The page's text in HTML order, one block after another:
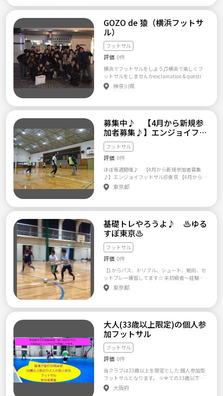
格的に活動開始。 得意領域はニキビケア・ア
トピー改善。 ・・・ ミレニアル世代・Z世代
が男女関係なく、初心者でも気軽に参加でき
る、 コスパ重視のフットサルサークルを目指
としての自覚がない人!! ・試合だけがしたい、
友達、恋人作り(出会い)目的での参加!! ・メン
バーが嫌がる行動をする人(異性メンバーに対
してむやみに個人LINEを送る等) ・タバコ吸う
人!!(メンバーみんな禁煙者なので…) ☆今まで
メッセージで言ってる事がグループに入った
途端、守れていない方がいましたが、そうい
う方は即退会させていただきます！ チーム名
のconvenableも「ちゃんとした、適切な」と
言う意味があります。現メンバー全員、チーム
活動を充分に理解し決まり事・ルールをしっ
しい方のみをチームに迎え入れる予定です。
加入はしません。 まずはメッセージ間でやり
取りをし、こちら側で活動内容、募集条件を
理解出来たか判断します。(この時点でお断り
する可能性もあります) そして1度、体験参加
(見学)に来てもらいチームの雰囲気を感じ取っ
てもらった後にグループに加入するかどうか
を後日、メッセージでやり取りをして双方で
一致したらLINEグループに加入します。 メッ
セージを送る際は下記の自己紹介 ・名前、年
齢 ・サッカー、フットサル歴(その他スポーツ
て見たかった理由(簡単で良いです) を添えて
いメッセージには返信しませんので(＞＜) 質
問等も遠慮なくどうぞー
でも運動してみたい❗️ 初心者だし、ルールも
いまいちわからない❗️ 大歓迎です❗️ 見学はい
つでも無料です。 体験は1回300～800円です
（会場により） インスタでも日々の活動写真
を更新しています。 ティックトックで活動動
画をアップしてます。 「＃ゼロワン」「＃札
幌フットサル」などで検索してください😊 質
問などあればお気軽にどうぞ♪ ※他のチーム
断りしています。 非常に多いので「やりたい
です」「お願いします」「いつですか？」
「日程送ってください」などの挨拶もしない
今後一切返信しませんのでご了承ください。
心者・未経験者の方が多めです😝 そもそも僕
出来ないけど、皆で楽しみたい！！」 という
あなた👈 マネージャーも大歓迎です🙆 フット
サルだけでなく、シーズンイベントなども行
っています😆 新年会🍺 スノボ🏂 お花見🌸 Ｂ
ＢＱ🍖 海水浴🏖 屋形船🌉 Halloween🎃 Chris
tmas🎄 忘年会🍺 などなど！楽しいイベント
盛りだくさんです！！！ 参加・見学希望の方
は、 ① お名前 ② ご年齢(男性25歳以上、女性
20歳以上) ③ ご職業(学生可) ④ サッカー・フ
ットサル歴（未経験可） ⑤ きっかけ(スポーツ
ロ・その他) ⑥ 参加・見学希望日 以上をご記
載の上、ご連絡をお願い致します！ 【活動実
績】 ≪2017年≫ 10/29(日)第一回顔合せ飲み
会(新宿) 11/12(日)第二回顔合せ飲み会(新宿)
11/19(日)フットサル(落合南長崎)→飲み会(新
江古田) 11/26(日)フットサル(落合南長崎)→
飲み会(新宿) 12/3(日)フットサル(落合南長崎)
→飲み会(新宿) 12/10(日)フットサル(三鷹)→
→忘年会(新宿) ≪2018年≫ 1/7(日)新年初蹴
り(三鷹)→新年会(三鷹) 1/14(日)フットサル
(三鷹)→飲み会(三鷹) 1/21(日)フットサル(吉
山)→飲み会(池袋)→メンバー出演の舞台鑑賞
末飲み会(新宿) 4/1(日)フットサル(三鷹) 4/8
(日)フットサル(品川)→飲み会(品川) 4/15(日)
フットサル(三鷹) 4/29(日)フットサル(三鷹)→
飲み会(三鷹) 5/6(日)フットサル(吉祥寺)→飲
み会(吉祥寺) 5/13(日)フットサル(落合南長崎)
→飲み会(新宿) 5/27(日)フットサル(品川)→飲
み会(品川) 6/3(日)フットサル(品川)→ＢＢＱ
(品川) 6/17(日)フットサル大会(八幡山)→飲み
会(八幡山) 6/24(日)フットサル大会(品川)→飲
み会(品川) 7/1(日)ソサイチ大会(豊洲)優勝→
み会(東陽町) 7/15(日)フットサル大会(豊洲)→
会(三鷹) 7/29(日)ディズニーシー 8/5(日)フッ
トサル(落合南長崎) 8/12(日)フットサル(東陽
町)→飲み会(東陽町) 8/19(日)ソサイチ大会(豊
洲)→飲み会(豊洲) 8/26(日)フットサル(東陽
町)→飲み会(東陽町) 9/9(日)フットサル大会
(品川)→飲み会(品川) 9/16(日)フットサル大会
(品川)→飲み会(品川) 10/14(日)フットサル(吉
祥寺)→飲み会(吉祥寺) 10/28(日)フットサル
(品川)→飲み会(品川) 11/18(日)フットサル(東
陽町)→飲み会(東陽町) 11/25(日)フットサル
す。 女性や初心者メンバーも多く在籍してい
るため、 競技志向の方や強いシュートやフィ
ジカルプレーなど個人プレーをする方は大変
申し訳ありませんがお断りしております。 チ
ームを運営するにあたり、 私たちと一緒にフ
ットサルを楽しみたいというメンバーを募集
しています！！ メンバーの大半が最初はお一
ンバーが多いのでお気軽にご参加ください☆
人見知りで不安。。。。 などという場合は事
前にメッセージで教えてください ^^ ご興味を
曜 12:00- （施設予約の都合上、時間が異なる
コートにて活動します 金曜 21:00- ・通常より
小さめのゴールがあるコートにて活動します
【お車でお越しになる方へ】 ※金曜日は施設
の駐車場が利用できませんので近隣のパーキ
ングのご利用ください！ 【 レベル 】 はじめ
てボールを蹴るという方でも大丈夫なレベル
です！ とめて蹴るところからしっかり教えて
いきます☆ （女性/初心者メンバーも多く在籍
しているので、中〜上級者の方はご遠慮くだ
さい） 【活動場所】 フットサルアリーナ神
て6階へお越しください！ 【 出席率 】 出席
率は問いません。 参加できるときにフットサ
ルを楽しみましょう！ ただし出欠席の連絡は
≪必ず≫お願いします。 【参加費】 コート利
用料として‹1000円›頂いております。 【普段
の活動】 ・ウォーミングアップ ⇨ 練習 ⇨ ミ
ニゲーム ・交流戦（月に1回、エンジョイ志向
の交流戦に参加しています) そのほか、 ソサイ
ツアーやスノボツアーなどフットサル以外の
イベントも実施しています^_^
【加入までの流れ】 ① 一度練習に参加or見学
即加入も可能ですが、 楽しみながらフットサ
納得した状態で加入いただければと思ってお
ります。 【こんな方を募集しています】 ・フ
ットサルをやりたい方 ・運動不足を解消した
い方 ・フットサルを通じて友人作りを希望さ
れる方 ・サッカーが好きで興味をもった方 ・
ボールが蹴るのが好きな方 ・初心者でも参加
できるチームに加入したい方 ・勤務シフトの
関係で毎回は出席できないけどフットサル活
動の参加を希望する方 などなど 【こんな方は
GOZO de 猿（横浜フットサ
ル）
フットサル
評価 0件
横浜でフットサルをしよう♫横浜で楽しくフ
ットサルをしませんかexclamation & question
スーパーエンジョイ系のフットサルチーム
『ＧＯＺＯ』ですわーい（嬉しい顔） 月に３
層 19歳～35歳まで 皆仲が良いです(*≧∀
んいますサッカー ※一部例外あり ぴかぴか
（新しい）基本的には練習試合をベースにし
ていますが、 「初心者向けの基礎練習」・
「平日開催」・「リーグ戦」を企画中ぴかぴ
か（新しい） ■チーム規則(禁止項目) ・女
性メンバーに迷惑をかける方 ・ナンパ目的
の方 ・社会人としてマナーを守れない方
・会費を払わない方 ・メンバー同士で問
題を起こすような発言、行動をする方 ・主
催者(幹事)に対して反論する方 ・チームの
・全く参加せず、表明もしない方 ・当日
ドタキャンした方はキャンセル料徴収いたし
ます★ ■管理人規則(3代目：てったん@立会
人.com) ?.ラフプレーしないこと ?.だらだ
らやらないこと ?.女性を意識し、プレーす
ること ?.楽しくやること ※揉め事は一切
認めません 以上のチーム規則・管理人規則を
守れる方のみ募集しますので、よく理解のう
え参加してくださいわーい（嬉しい顔） （イ
エローカード2枚でレッドカード1枚退場して
もらいます） メンバーで、旅行へ行ったり、
ＢＢＱしたりもしていますスノボ また、フッ
ントフットサルもやってます。メンバー皆にい
ベント企画していまするんるん 『ＧＯＺＯ』
→スペイン語で楽しむという意味。 メンバー
はメンバーを思い、楽しい関係を築いてほし
いですダッシュ（走り出す様） 「ＷＥ ａｒｅ
FAMILY」メンバーは家族ですウインク 「あり
がとう」を互いにいいあえる笑顔があるチー
ムにしましょうぴかぴか（新しい） 新規メン
バー大募集(^q^) 初心者も経験者も歓迎です！
■コミュ参加したらまずやること■ ?自己紹
介する ?イベントトピ「②一斉連絡用②」に
神奈川県
募集中♪ 【4月から新規参
加者募集♪】エンジョイフッ
トサル＠東京【5月12日18
時】
フットサル
評価 0件
ほぼ毎週開催♪ 【4月から新規参加者募集
♪】エンジョイフットサル＠東京 【4月から新
規参加者募集♪】エンジョイフットサル＠東
京 2013年に設立されたエンジョイ志向のフ
も加えて、よりエンジョイミックスのチーム
歓迎です。（もちろん男性も引き続き募集中）
＊当サークルは個サルではありません。継続
的に参加を考えられている方のご応募をお待
ちしております。 ■概要■ 月に4-6回程度の開
催で、現状は各回15-25名程度の参加者がいら
っしゃいます。 運動後、任意で食事等に行っ
たりもするので、1人でもすぐに溶け込めるか
と思います。 フットサル経験は全く問いませ
んが、 初心者、未経験者も多いので、全体の
レベルはあまり高くありません。 経験者の方
のフットサルサークルを掛け持ちされている
方はご遠慮ください。 ■会費■： ありませ
ん。一回毎の都度払いになります。（700円-1
000円程度です） ■募集■： ２０－５０歳ま
での男女。経験は一切問いません。ある程度
継続的に活動できる方、しっかり出欠連絡等
が出来る方を希望しています。 ■活動■： 品
川、目黒区内の施設で月4-6回回程度の活動
（平日、週末）をしています。 ■参加方法■ :
興味のある方、１度体験参加してみたい方
は、希望日のイベントの参加ボタンを押した
上で(希望イベントがない場合は押さずに)、下
東京都
基礎トレやろうよ♪ ♨ゆる
すぽ東京♨
フットサル
評価 0件
【1からパス、ドリブル、シュート、戦術、セ
ットプレー練習してます☆ 未初級者～経験者
が楽しむことができるクラブです☆】 《20～
50代、身体に障がいある方から上級キーパー
ただきありがとうございます 東京 京浜東北
します！！！ 私達では 1、☆未初級者限定
育成型基礎チーム☆ 2、★経験不問 エンジョ
イゲーム会★ 3、◇サポーター（ボランティ
ア）◇ 以上3つの活動を ・20代～50代の男女
・身体や聴覚に障がいある方 を中心に日曜日
に活動してまして 私たちと一緒に楽しんで頂
ける方や 活動をサポートして頂ける 看護師 〆
上級キーパー（ゴレイロ）〆 のボランティア
を募集します♪ ※ ただいまこちらの募集を最
後までお読み頂きまして 質問にお答え頂いた
東京都
大人(33歳以上限定)の個人参
加フットサル
フットサル
評価 0件
当クラブは33歳以上を限定とした 個人参加型
フットサルとなります。 ※全ての33歳以下の
方は参加を不可と させて頂いております。
【基本情報】 開催日：毎週土曜日20時～22時
大阪府